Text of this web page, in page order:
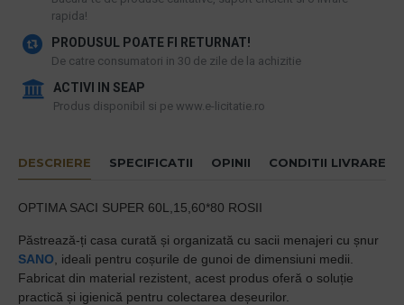
rapida!
PRODUSUL POATE FI RETURNAT!
De catre consumatori in 30 de zile de la achizitie
ACTIVI IN SEAP
Produs disponibil si pe www.e-licitatie.ro
DESCRIERE SPECIFICATII OPINII CONDITII LIVRARE
OPTIMA SACI SUPER 60L,15,60*80 ROSII
Păstrează-ți casa curată și organizată cu sacii menajeri cu șnur
SANO , ideali pentru coșurile de gunoi de dimensiuni medii.
Fabricat din material rezistent, acest produs oferă o soluție
practică și igienică pentru colectarea deșeurilor.